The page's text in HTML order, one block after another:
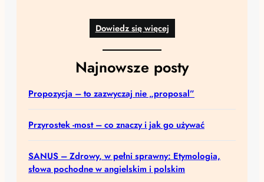
Dowiedz się więcej
Najnowsze posty
Propozycja – to zazwyczaj nie „proposal”
Przyrostek -most – co znaczy i jak go używać
SANUS – Zdrowy, w pełni sprawny: Etymologia,
słowa pochodne w angielskim i polskim